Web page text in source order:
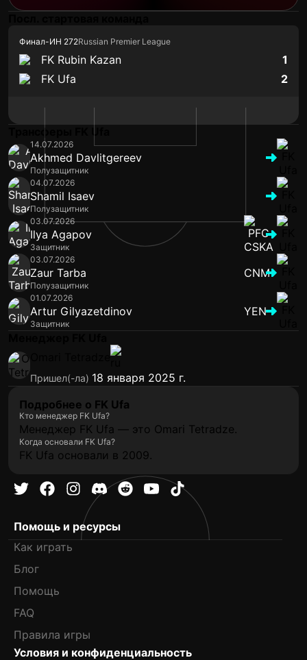
Финал-ИН 272Russian Premier League
FK Rubin Kazan
1
2
FK Ufa
14.07.2026
Akhmed Davlitgereev
Полузащитник
04.07.2026
Shamil Isaev
Полузащитник
03.07.2026
Ilya Agapov
Защитник
03.07.2026
Zaur Tarba
Полузащитник
CNM
01.07.2026
Artur Gilyazetdinov
Защитник
YEN
Пришел(-ла) 18 января 2025 г.
Подробнее о FK Ufa
Кто менеджер FK Ufa?
Менеджер FK Ufa — это Omari Tetradze.
Когда основали FK Ufa?
FK Ufa основали в 2009.
Помощь и ресурсы
Как играть
Блог
Помощь
FAQ
Правила игры
Условия и конфиденциальность